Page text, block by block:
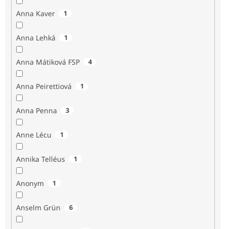
Anna Kaver 1
Anna Lehká 1
Anna Mátiková FSP 4
Anna Peirettiová 1
Anna Penna 3
Anne Lécu 1
Annika Telléus 1
Anonym 1
Anselm Grün 6